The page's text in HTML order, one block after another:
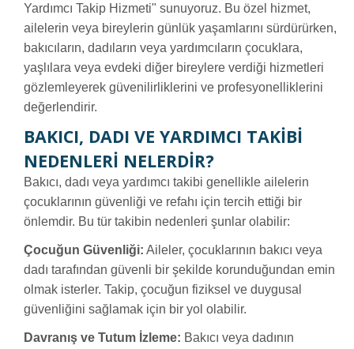
Yardımcı Takip Hizmeti" sunuyoruz. Bu özel hizmet,
ailelerin veya bireylerin günlük yaşamlarını sürdürürken,
bakıcıların, dadıların veya yardımcıların çocuklara,
yaşlılara veya evdeki diğer bireylere verdiği hizmetleri
gözlemleyerek güvenilirliklerini ve profesyonelliklerini
değerlendirir.
BAKICI, DADI VE YARDIMCI TAKIBI
NEDENLERI NELERDIR?
Bakıcı, dadı veya yardımcı takibi genellikle ailelerin
çocuklarının güvenliği ve refahı için tercih ettiği bir
önlemdir. Bu tür takibin nedenleri şunlar olabilir:
Çocuğun Güvenliği: Aileler, çocuklarının bakıcı veya
dadı tarafından güvenli bir şekilde korunduğundan emin
olmak isterler. Takip, çocuğun fiziksel ve duygusal
güvenliğini sağlamak için bir yol olabilir.
Davranış ve Tutum İzleme: Bakıcı veya dadının